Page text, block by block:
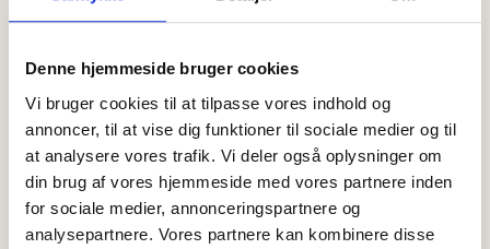
Denne hjemmeside bruger cookies
Vi bruger cookies til at tilpasse vores indhold og
annoncer, til at vise dig funktioner til sociale medier og til
at analysere vores trafik. Vi deler også oplysninger om
din brug af vores hjemmeside med vores partnere inden
for sociale medier, annonceringspartnere og
analysepartnere. Vores partnere kan kombinere disse
Skagen
diverse sociale medier…